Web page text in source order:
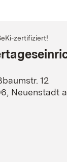
zertifiziert!
12
Neuenstadt